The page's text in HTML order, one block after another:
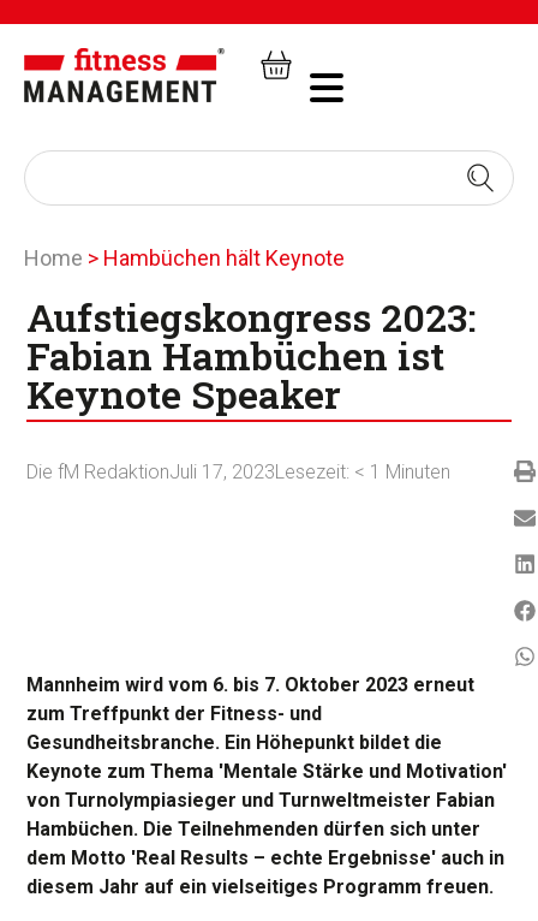
Home > Hambüchen hält Keynote
Aufstiegskongress 2023:
Fabian Hambüchen ist
Keynote Speaker
Die fM RedaktionJuli 17, 2023Lesezeit: < 1 Minuten
Mannheim wird vom 6. bis 7. Oktober 2023 erneut
zum Treffpunkt der Fitness- und
Gesundheitsbranche. Ein Höhepunkt bildet die
Keynote zum Thema 'Mentale Stärke und Motivation'
von Turnolympiasieger und Turnweltmeister Fabian
Hambüchen. Die Teilnehmenden dürfen sich unter
dem Motto 'Real Results – echte Ergebnisse' auch in
diesem Jahr auf ein vielseitiges Programm freuen.